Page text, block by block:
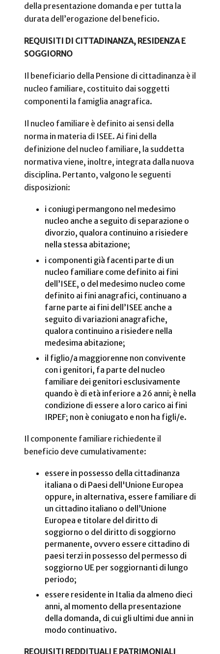
della presentazione domanda e per tutta la
durata dell’erogazione del beneficio.
REQUISITI DI CITTADINANZA, RESIDENZA E
SOGGIORNO
Il beneficiario della Pensione di cittadinanza è il
nucleo familiare, costituito dai soggetti
componenti la famiglia anagrafica.
Il nucleo familiare è definito ai sensi della
norma in materia di ISEE. Ai fini della
definizione del nucleo familiare, la suddetta
normativa viene, inoltre, integrata dalla nuova
disciplina. Pertanto, valgono le seguenti
disposizioni:
i coniugi permangono nel medesimo
nucleo anche a seguito di separazione o
divorzio, qualora continuino a risiedere
nella stessa abitazione;
i componenti già facenti parte di un
nucleo familiare come definito ai fini
dell’ISEE, o del medesimo nucleo come
definito ai fini anagrafici, continuano a
farne parte ai fini dell’ISEE anche a
seguito di variazioni anagrafiche,
qualora continuino a risiedere nella
medesima abitazione;
il figlio/a maggiorenne non convivente
con i genitori, fa parte del nucleo
familiare dei genitori esclusivamente
quando è di età inferiore a 26 anni; è nella
condizione di essere a loro carico ai fini
IRPEF; non è coniugato e non ha figli/e.
Il componente familiare richiedente il
beneficio deve cumulativamente:
essere in possesso della cittadinanza
italiana o di Paesi dell'Unione Europea
oppure, in alternativa, essere familiare di
un cittadino italiano o dell’Unione
Europea e titolare del diritto di
soggiorno o del diritto di soggiorno
permanente, ovvero essere cittadino di
paesi terzi in possesso del permesso di
soggiorno UE per soggiornanti di lungo
periodo;
essere residente in Italia da almeno dieci
anni, al momento della presentazione
della domanda, di cui gli ultimi due anni in
modo continuativo.
REQUISITI REDDITUALI E PATRIMONIALI